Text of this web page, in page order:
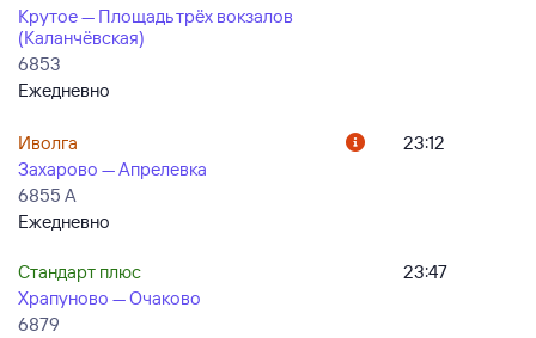
Крутое — Площадь трёх вокзалов
(Каланчёвская)
6853
Ежедневно
Иволга
Захарово — Апрелевка
6855 А
Ежедневно
23:12
Стандарт плюс
Храпуново — Очаково
6879
23:47